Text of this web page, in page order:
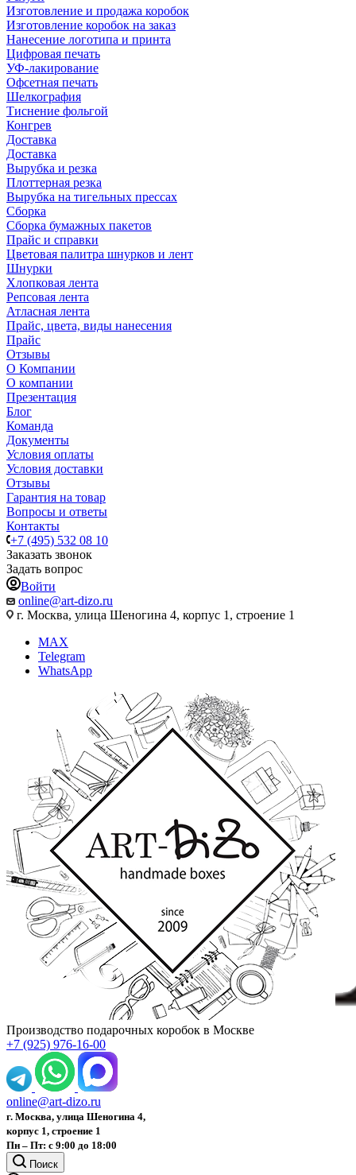
Изготовление и продажа коробок
Изготовление коробок на заказ
Нанесение логотипа и принта
Цифровая печать
УФ-лакирование
Офсетная печать
Шелкография
Тиснение фольгой
Конгрев
Доставка
Доставка
Вырубка и резка
Плоттерная резка
Вырубка на тигельных прессах
Сборка
Сборка бумажных пакетов
Прайс и справки
Цветовая палитра шнурков и лент
Шнурки
Хлопковая лента
Репсовая лента
Атласная лента
Прайс, цвета, виды нанесения
Прайс
Отзывы
О Компании
О компании
Презентация
Блог
Команда
Документы
Условия оплаты
Условия доставки
Отзывы
Гарантия на товар
Вопросы и ответы
Контакты
+7 (495) 532 08 10
Заказать звонок
Задать вопрос
Войти
online@art-dizo.ru
г. Москва, улица Шеногина 4, корпус 1, строение 1
MAX
Telegram
WhatsApp
Производство подарочных коробок в Москве
+7 (925) 976-16-00
online@art-dizo.ru
г. Москва, улица Шеногина 4,
корпус 1, строение 1
Пн – Пт: с 9:00 до 18:00
Поиск